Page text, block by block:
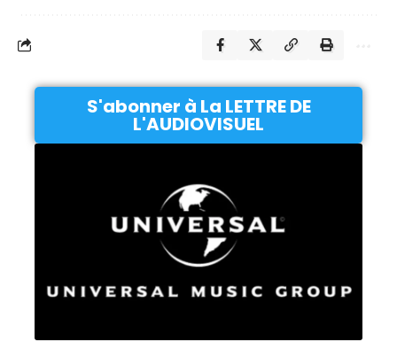
S'abonner à La LETTRE DE
L'AUDIOVISUEL